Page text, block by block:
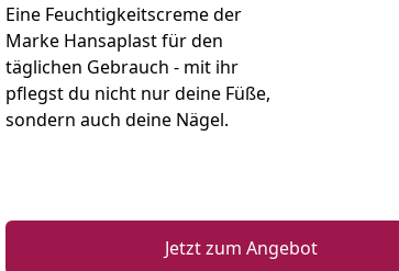
Eine Feuchtigkeitscreme der
Marke Hansaplast für den
täglichen Gebrauch - mit ihr
pflegst du nicht nur deine Füße,
sondern auch deine Nägel.
Jetzt zum Angebot